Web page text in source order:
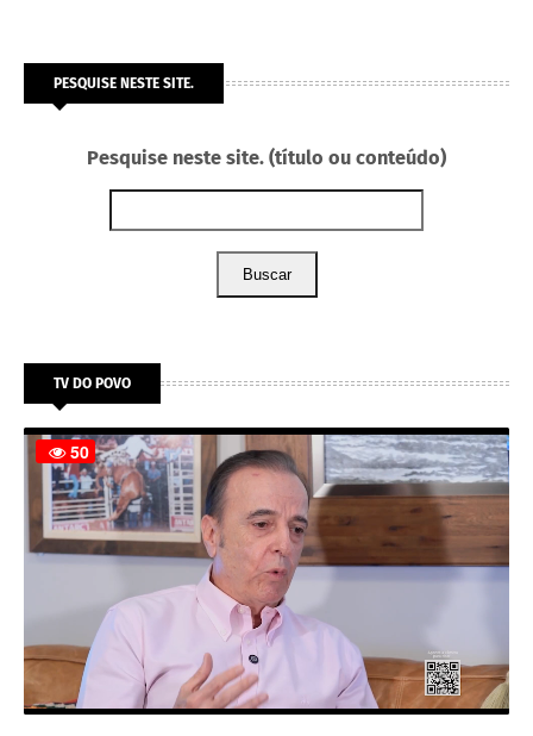
PESQUISE NESTE SITE.
Pesquise neste site. (título ou conteúdo)
Buscar
TV DO POVO